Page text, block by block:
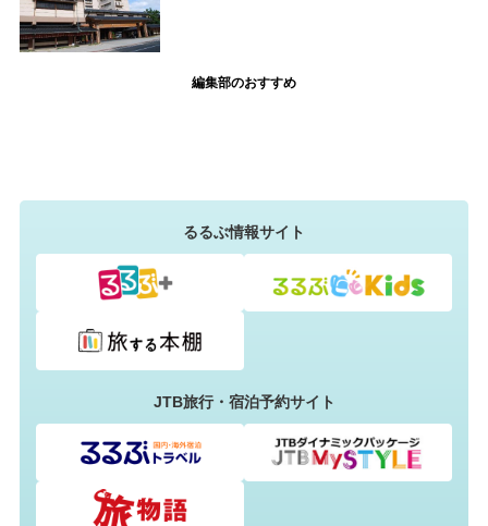
編集部のおすすめ
るるぶ情報サイト
JTB旅行・宿泊予約サイト